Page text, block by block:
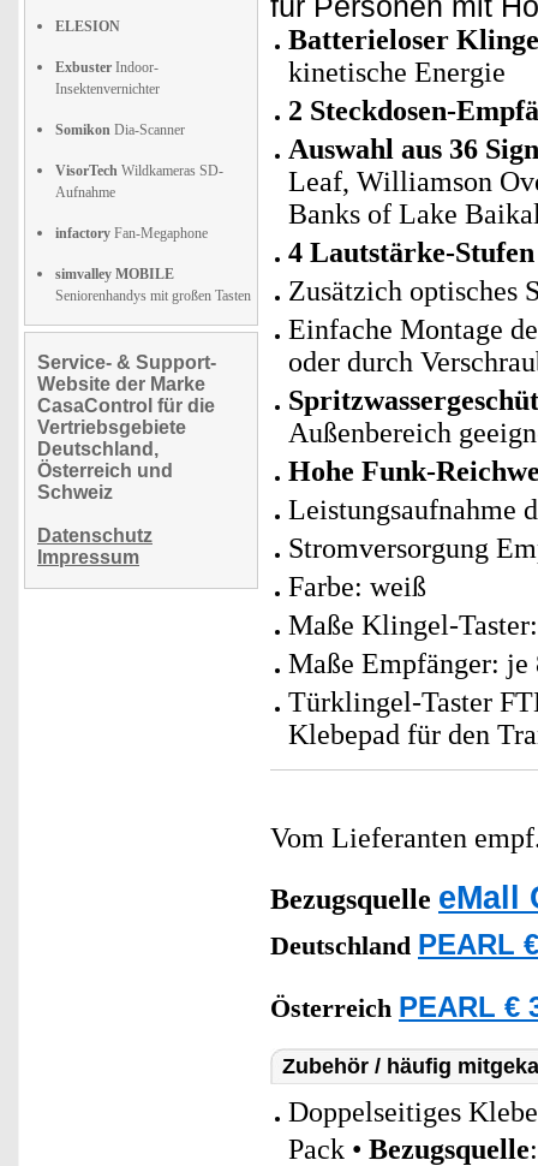
ELESION
Exbuster Indoor-
Insektenvernichter
Somikon Dia-Scanner
VisorTech Wildkameras SD-
Aufnahme
infactory Fan-Megaphone
simvalley MOBILE
Seniorenhandys mit großen Tasten
Service- & Support-
Website der Marke
CasaControl für die
Vertriebsgebiete
Deutschland,
Österreich und
Schweiz
Datenschutz
Impressum
Batterieloser
kinetische Energie
2 Steckdosen-
Auswahl aus 36
Leaf, Williamson
Banks of Lake
4 Lautstärke-Stufen
Zusätzich optisches
Einfache Montage
oder durch
Außenbereich
Hohe Funk-
Leistungsaufnahme
Stromversorgung
Farbe: weiß
Maße Klingel-
Maße Empfänger:
Türklingel-Taster
Klebepad für den
Vom Lieferanten
Bezugsquelle eMall
Deutschland PEARL
Österreich PEARL €
Zubehör / häufig
Doppelseitiges
Pack • Bezugsquelle